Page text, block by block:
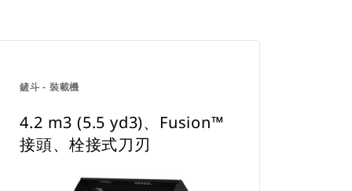
鏟斗 - 裝載機
4.2 m3 (5.5 yd3)、Fusion™
接頭、栓接式刀刃